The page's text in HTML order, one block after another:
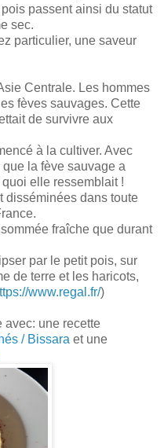
passent ainsi du statut
sec.
particulier, une saveur
Centrale. Les hommes
fèves sauvages. Cette
de survivre aux
à la cultiver. Avec
la fève sauvage a
elle ressemblait !
disséminées dans toute
fraîche que durant
par le petit pois, sur
de terre et les haricots,
www.regal.fr/)
avec: une recette
/ Bissara et une